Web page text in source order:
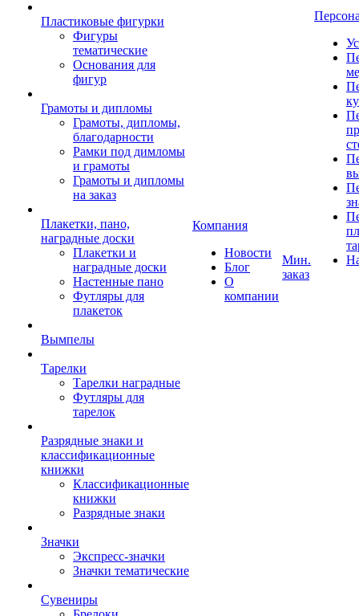
Пластиковые фигурки
Фигуры
тематические
Основания для
фигур
Грамоты и дипломы
Грамоты, дипломы,
благодарности
Рамки под димломы
и грамоты
Грамоты и дипломы
на заказ
Плакетки, пано,
наградные доски
Плакетки и
наградные доски
Настенные пано
Футляры для
плакеток
Вымпелы
Тарелки
Тарелки наградные
Футляры для
тарелок
Разрядные знаки и
классификационные
книжки
Классификационные
книжки
Разрядные знаки
Значки
Экспресс-значки
Значки тематические
Сувениры
Компания
Новости
Блог
О
компании
Мин.
заказ